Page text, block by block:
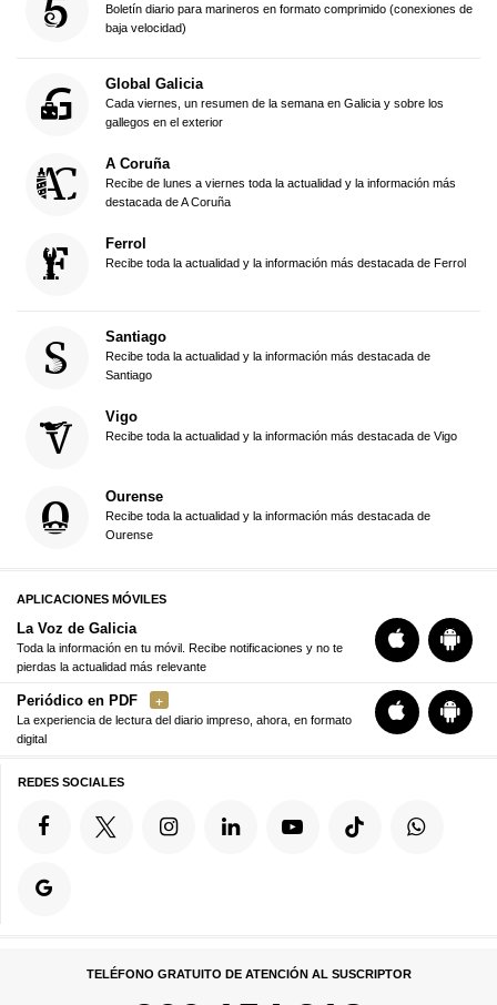
Boletín diario para marineros en formato comprimido (conexiones de
baja velocidad)
Global Galicia
Cada viernes, un resumen de la semana en Galicia y sobre los
gallegos en el exterior
A Coruña
Recibe de lunes a viernes toda la actualidad y la información más
destacada de A Coruña
Ferrol
Recibe toda la actualidad y la información más destacada de Ferrol
Santiago
Recibe toda la actualidad y la información más destacada de
Santiago
Vigo
Recibe toda la actualidad y la información más destacada de Vigo
Ourense
Recibe toda la actualidad y la información más destacada de
Ourense
APLICACIONES MÓVILES
La Voz de Galicia
Toda la información en tu móvil. Recibe notificaciones y no te
pierdas la actualidad más relevante
Periódico en PDF
La experiencia de lectura del diario impreso, ahora, en formato
digital
REDES SOCIALES
TELÉFONO GRATUITO DE ATENCIÓN AL SUSCRIPTOR